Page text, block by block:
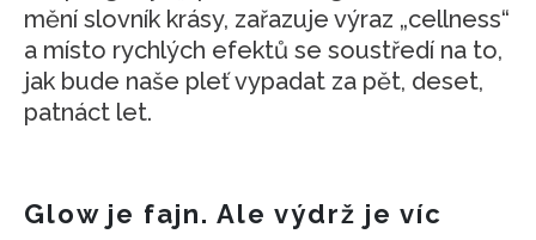
mění slovník krásy, zařazuje výraz „cellness“
a místo rychlých efektů se soustředí na to,
jak bude naše pleť vypadat za pět, deset,
patnáct let.
Glow je fajn. Ale výdrž je víc